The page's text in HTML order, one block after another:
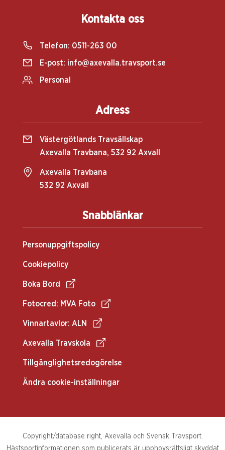
Snabblänkar
Personuppgiftspolicy
Cookiepolicy
Boka Bord
Fotocred: MVA Foto
Vinnartavlor: ALN
Axevalla Travskola
Tillgänglighetsredogörelse
Ändra cookie-inställningar
Kontakta oss
Telefon: 0511-263 00
E-post: info@axevalla.travsport.se
Personal
Adress
Västergötlands Travsällskap
Axevalla Travbana, 532 92 Axvall
Axevalla Travbana
532 92 Axvall
Copyright/database right, Axevalla och Svensk Travsport.